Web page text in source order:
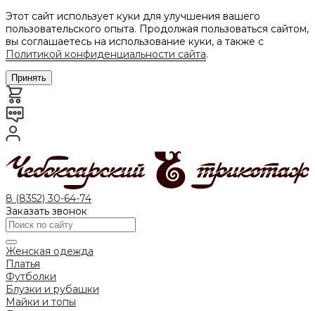
Этот сайт использует куки для улучшения вашего
пользовательского опыта. Продолжая пользоваться сайтом,
вы соглашаетесь на использование куки, а также с
Политикой конфиденциальности сайта.
Принять
8 (8352) 30-64-74
Заказать звонок
Женская одежда
Платья
Футболки
Блузки и рубашки
Майки и топы